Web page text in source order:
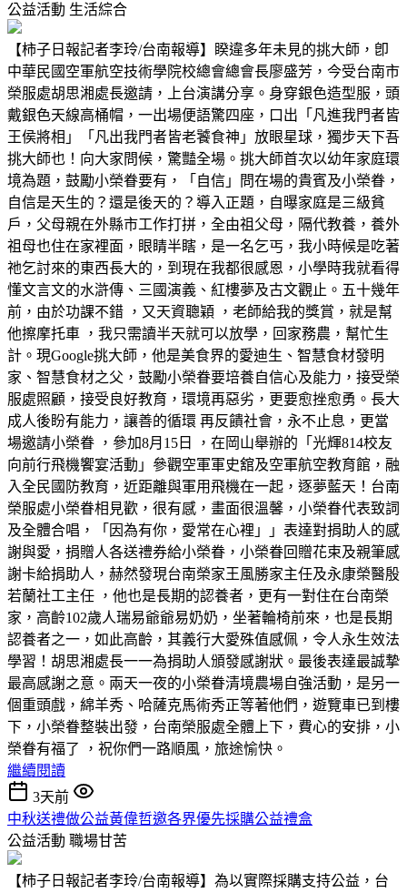
公益活動 生活綜合
【柿子日報記者李玲/台南報導】睽違多年未見的挑大師，卽
中華民國空軍航空技術學院校總會總會長廖盛芳，今受台南市
榮服處胡思湘處長邀請，上台演講分享。身穿銀色造型服，頭
戴銀色天線高桶帽，一出場便語驚四座，口出「凡進我門者皆
王侯將相」「凡出我門者皆老饕食神」放眼星球，獨步天下吾
挑大師也！向大家問候，驚豔全場。挑大師首次以幼年家庭環
境為題，鼓勵小榮眷要有，「自信」問在場的貴賓及小榮眷，
自信是天生的？還是後天的？導入正題，自曝家庭是三級貧
戶，父母親在外縣市工作打拼，全由祖父母，隔代教養，養外
祖母也住在家裡面，眼睛半瞎，是一名乞丐，我小時候是吃著
祂乞討來的東西長大的，到現在我都很感恩，小學時我就看得
懂文言文的水滸傳、三國演義、紅樓夢及古文觀止。五十幾年
前，由於功課不錯 ，又天資聰穎 ，老師給我的獎賞，就是幫
他擦摩托車 ，我只需讀半天就可以放學，回家務農，幫忙生
計。現Google挑大師，他是美食界的愛迪生、智慧食材發明
家、智慧食材之父，鼓勵小榮眷要培養自信心及能力，接受榮
服處照顧，接受良好教育，環境再惡劣，更要愈挫愈勇。長大
成人後盼有能力，讓善的循環 再反饋社會，永不止息，更當
場邀請小榮眷 ，參加8月15日 ，在岡山舉辦的「光輝814校友
向前行飛機饗宴活動」參觀空軍軍史舘及空軍航空教育館，融
入全民國防教育，近距離與軍用飛機在一起，逐夢藍天！台南
榮服處小榮眷相見歡，很有感，畫面很溫馨，小榮眷代表致詞
及全體合唱，「因為有你，愛常在心裡」」表達對捐助人的感
謝與愛，捐贈人各送禮券給小榮眷，小榮眷回贈花束及親筆感
謝卡給捐助人，赫然發現台南榮家王風勝家主任及永康榮醫殷
若蘭社工主任 ，他也是長期的認養者，更有一對住在台南榮
家，高齡102歲人瑞易爺爺易奶奶，坐著輪椅前來，也是長期
認養者之一，如此高齡，其義行大愛殊值感佩，令人永生效法
學習！胡思湘處長一一為捐助人頒發感謝狀。最後表達最誠摯
最高感謝之意。兩天一夜的小榮眷清境農場自強活動，是另一
個重頭戲，綿羊秀、哈薩克馬術秀正等著他們，遊覽車已到樓
下，小榮眷整裝出發，台南榮服處全體上下，費心的安排，小
榮眷有福了 ，祝你們一路順風，旅途愉快。
繼續閱讀
3天前
中秋送禮做公益黃偉哲邀各界優先採購公益禮盒
公益活動 職場甘苦
【柿子日報記者李玲/台南報導】為以實際採購支持公益，台